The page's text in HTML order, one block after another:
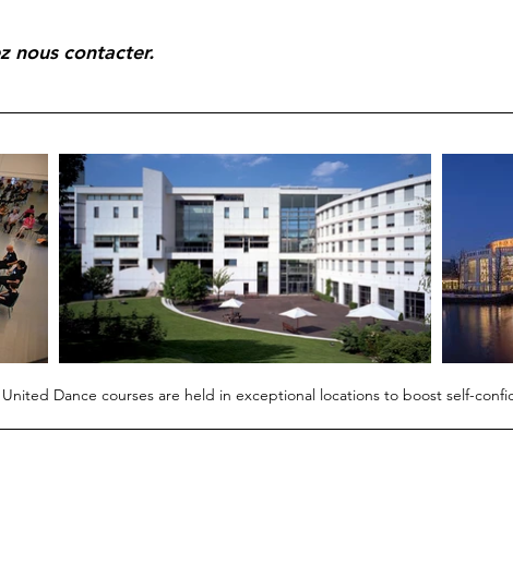
nous contacter.
Dance courses are held in exceptional locations to boost self-